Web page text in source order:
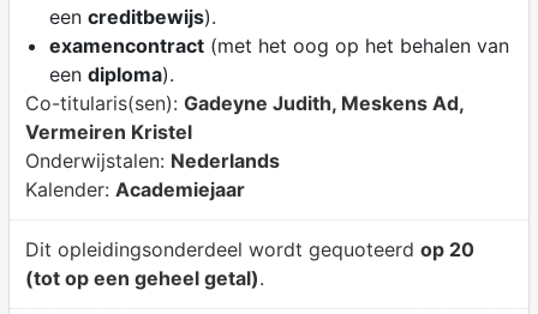
een creditbewijs).
examencontract(met het oog op het behalen van
een diploma).
Co-titularis(sen): Gadeyne Judith, Meskens Ad,
Vermeiren Kristel
Onderwijstalen: Nederlands
Kalender: Academiejaar
Dit opleidingsonderdeel wordt gequoteerd op 20
(tot op een geheel getal).